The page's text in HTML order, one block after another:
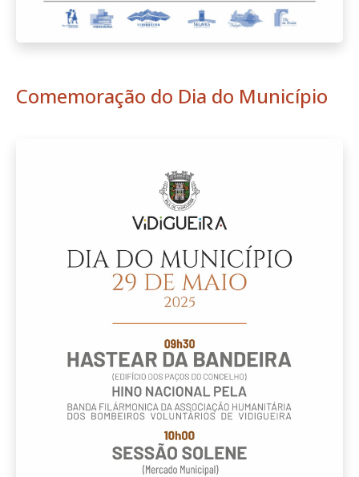
Comemoração do Dia do Município